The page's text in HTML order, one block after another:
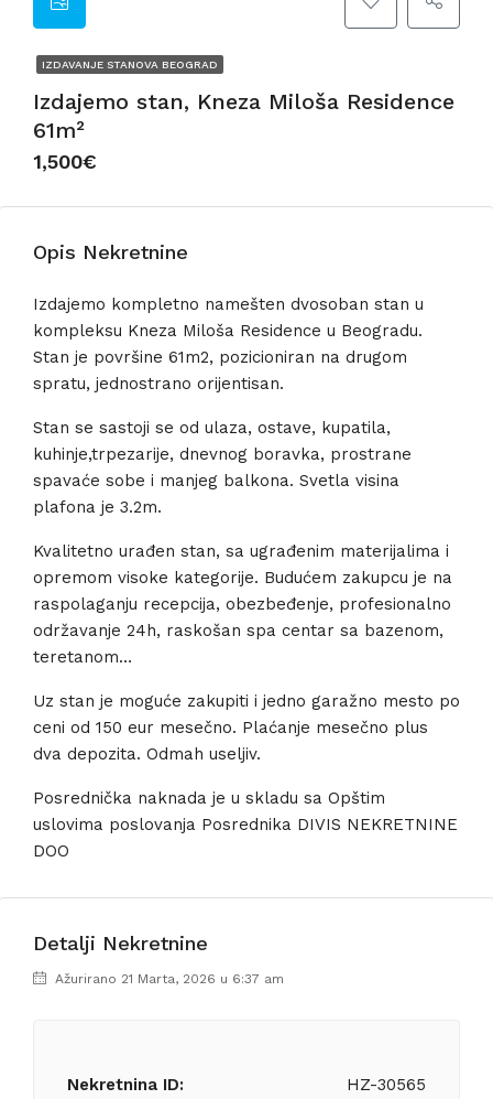
IZDAVANJE STANOVA BEOGRAD
Izdajemo stan, Kneza Miloša Residence
61m²
1,500€
Opis Nekretnine
Izdajemo kompletno namešten dvosoban stan u
kompleksu Kneza Miloša Residence u Beogradu.
Stan je površine 61m2, pozicioniran na drugom
spratu, jednostrano orijentisan.
Stan se sastoji se od ulaza, ostave, kupatila,
kuhinje,trpezarije, dnevnog boravka, prostrane
spavaće sobe i manjeg balkona. Svetla visina
plafona je 3.2m.
Kvalitetno urađen stan, sa ugrađenim materijalima i
opremom visoke kategorije. Budućem zakupcu je na
raspolaganju recepcija, obezbeđenje, profesionalno
održavanje 24h, raskošan spa centar sa bazenom,
teretanom…
Uz stan je moguće zakupiti i jedno garažno mesto po
ceni od 150 eur mesečno. Plaćanje mesečno plus
dva depozita. Odmah useljiv.
Posrednička naknada je u skladu sa Opštim
uslovima poslovanja Posrednika DIVIS NEKRETNINE
DOO
Detalji Nekretnine
Ažurirano 21 Marta, 2026 u 6:37 am
Nekretnina ID: HZ-30565